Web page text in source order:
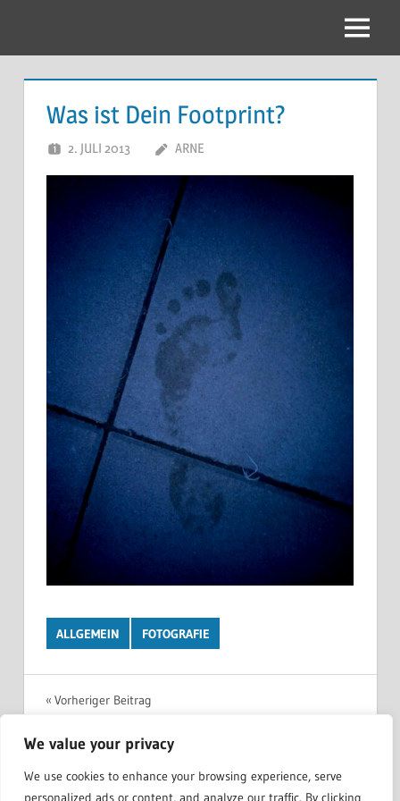
We value your privacy
We use cookies to enhance your browsing experience, serve
personalized ads or content, and analyze our traffic. By clicking
Menu
Was ist Dein Footprint?
2. JULI 2013 ARNE
ALLGEMEIN FOTOGRAFIE
Beitragsnavigation
Vorheriger Beitrag
Stimmung nach Unwetter